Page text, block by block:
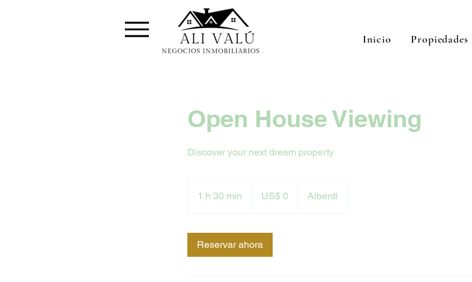
Inicio Propiedades
Open House Viewing
Discover your next dream property
1 h 30 min
0
estadounidenses
US$ 0 Alberdi
Reservar ahora